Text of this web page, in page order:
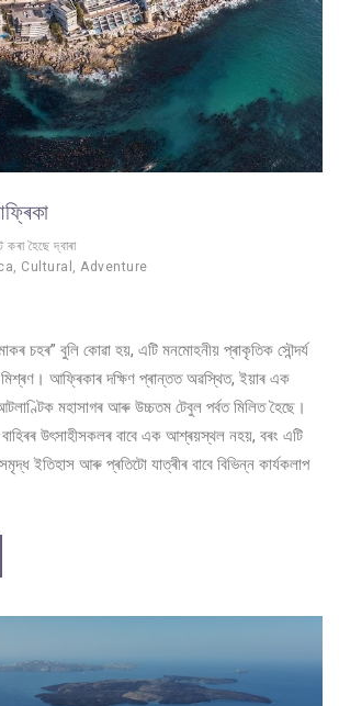
কৰা হৈছে দ্বাৰা
Cultural Adventure
চহৰ” বুলি কোৱা হয়, এটি মনমোহনীয় প্ৰাকৃতিক সৌন্দৰ্য
আফ্ৰিকাৰ দক্ষিণ প্ৰান্তত অৱস্থিত, ইয়াৰ এক
মহাসাগৰ আৰু উচ্চতম টেবুল পৰ্বত মিলিত হৈছে।
উৎসাহীসকলৰ বাবে এক আশ্ৰয়স্থল নহয়, বৰং এটি
ইতিহাস আৰু প্ৰতিটো যাত্ৰীৰ বাবে বিভিন্ন কাৰ্যকলাপ